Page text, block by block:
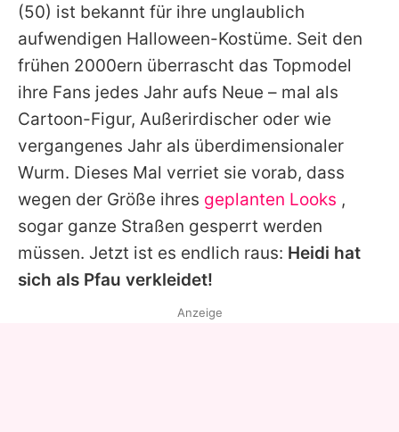
Datenschutzerklärung
Nutzungsbedingungen
Utiq verwalten
(50) ist bekannt für ihre unglaublich
aufwendigen Halloween-Kostüme. Seit den
frühen 2000ern überrascht das Topmodel
ihre Fans jedes Jahr aufs Neue – mal als
Cartoon-Figur, Außerirdischer oder wie
vergangenes Jahr als überdimensionaler
Wurm. Dieses Mal verriet sie vorab, dass
wegen der Größe ihres geplanten Looks ,
sogar ganze Straßen gesperrt werden
müssen. Jetzt ist es endlich raus: Heidi hat
sich als Pfau verkleidet!
Anzeige